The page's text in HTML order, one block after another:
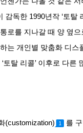
감독한 1990년작 ‘토탈
로를 지나갈 때 양 옆
는 개인별 맞춤화 디스
‘토탈 리콜’ 이후로 다른
(customization) 1 를